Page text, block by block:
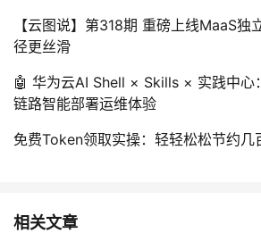
【云图说】第318期 重磅上线MaaS独
径更丝滑
🤖 华为云AI Shell × Skills × 实践中心
链路智能部署运维体验
免费Token领取实操：轻轻松松节约几
相关文章